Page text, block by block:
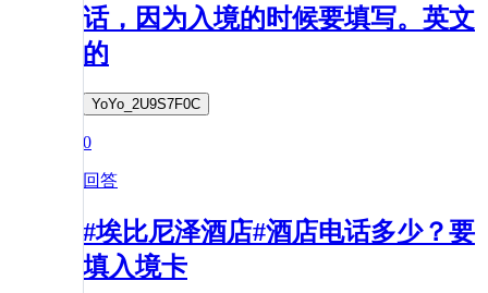
话，因为入境的时候要填写。英文
的
YoYo_2U9S7F0C
0
回答
#埃比尼泽酒店#酒店电话多少？要
填入境卡